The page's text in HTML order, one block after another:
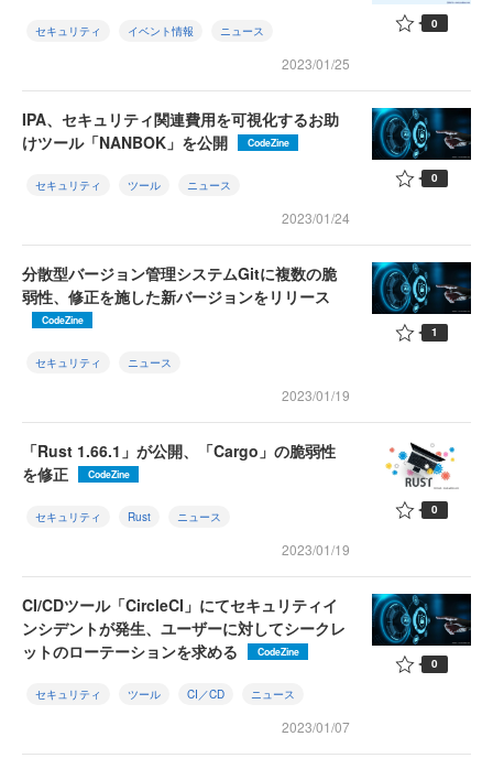
セキュリティ イベント情報 ニュース
2023/01/25
0
IPA、セキュリティ関連費用を可視化するお助
けツール「NANBOK」を公開
CodeZine
セキュリティ ツール ニュース
2023/01/24
0
分散型バージョン管理システムGitに複数の脆
弱性、修正を施した新バージョンをリリース
CodeZine
セキュリティ ニュース
2023/01/19
1
「Rust 1.66.1」が公開、「Cargo」の脆弱性
を修正
CodeZine
セキュリティ Rust ニュース
2023/01/19
0
CI/CDツール「CircleCI」にてセキュリティイ
ンシデントが発生、ユーザーに対してシークレ
ットのローテーションを求める
CodeZine
セキュリティ ツール CI／CD ニュース
2023/01/07
0